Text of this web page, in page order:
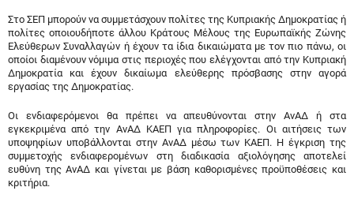
Στο ΣΕΠ μπορούν να συμμετάσχουν πολίτες της Κυπριακής Δημοκρατίας ή
πολίτες οποιουδήποτε άλλου Κράτους Μέλους της Ευρωπαϊκής Ζώνης
Ελεύθερων Συναλλαγών ή έχουν τα ίδια δικαιώματα με τον πιο πάνω, οι
οποίοι διαμένουν νόμιμα στις περιοχές που ελέγχονται από την Κυπριακή
Δημοκρατία και έχουν δικαίωμα ελεύθερης πρόσβασης στην αγορά
εργασίας της Δημοκρατίας.
Οι ενδιαφερόμενοι θα πρέπει να απευθύνονται στην ΑνΑΔ ή στα
εγκεκριμένα από την ΑνΑΔ ΚΑΕΠ για πληροφορίες. Οι αιτήσεις των
υποψηφίων υποβάλλονται στην ΑνΑΔ μέσω των ΚΑΕΠ. Η έγκριση της
συμμετοχής ενδιαφερομένων στη διαδικασία αξιολόγησης αποτελεί
ευθύνη της ΑνΑΔ και γίνεται με βάση καθορισμένες προϋποθέσεις και
κριτήρια.